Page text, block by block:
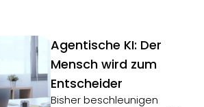
Agentische KI: Der
Mensch wird zum
Entscheider
Bisher beschleunigen